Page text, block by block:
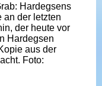
Hardegsens
an der letzten
der heute vor
Hardegsen
aus der
Foto: